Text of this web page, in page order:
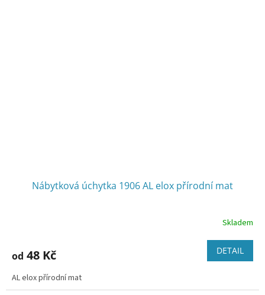
Nábytková úchytka 1906 AL elox přírodní mat
Skladem
od 48 Kč DETAIL
AL elox přírodní mat